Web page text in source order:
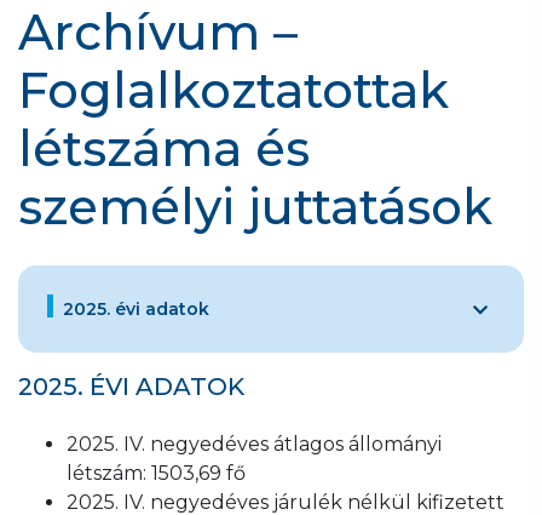
Archívum –
Foglalkoztatottak
létszáma és
személyi juttatások
2025. évi adatok
2025. ÉVI ADATOK
2025. IV. negyedéves átlagos állományi
létszám: 1503,69 fő
2025. IV. negyedéves járulék nélkül kifizetett